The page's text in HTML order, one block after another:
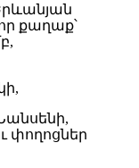
քաղաք՝
փողոցներ